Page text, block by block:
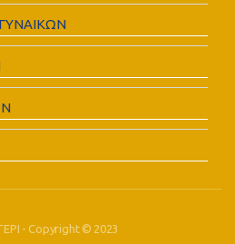
- Copyright © 2023